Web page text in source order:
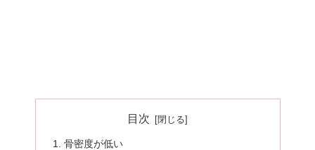
目次
骨密度が低い